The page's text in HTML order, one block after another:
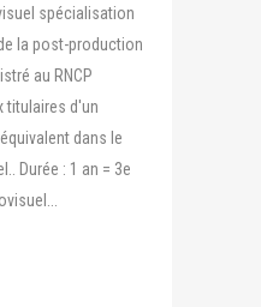
spécialisation
la post-production
au RNCP
titulaires d'un
dans le
Durée : 1 an = 3e